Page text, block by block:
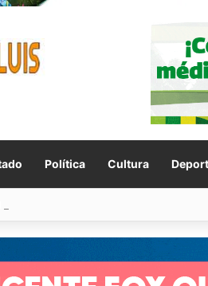
Política Cultura
CarneMart llega a Villa de Pozos con